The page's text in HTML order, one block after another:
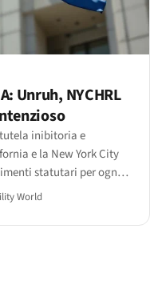
Unruh, NYCHRL
inibitoria e
e la New York City
statutari per ogni
la stragrande
World